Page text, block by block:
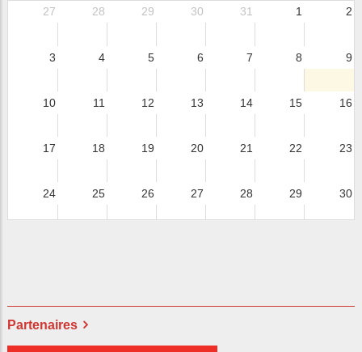
27 28 29 30 31 1 2
3 4 5 6 7 8 9
10 11 12 13 14 15 16
17 18 19 20 21 22 23
24 25 26 27 28 29 30
Partenaires